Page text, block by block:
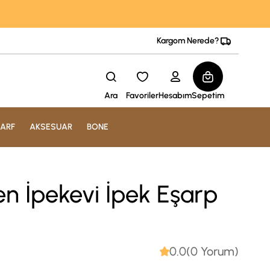
Kargom Nerede?
Ara FavorilerHesabımSepetim
AKSESUAR BONE
İpekevi İpek Eşarp
0.0(0 Yorum)